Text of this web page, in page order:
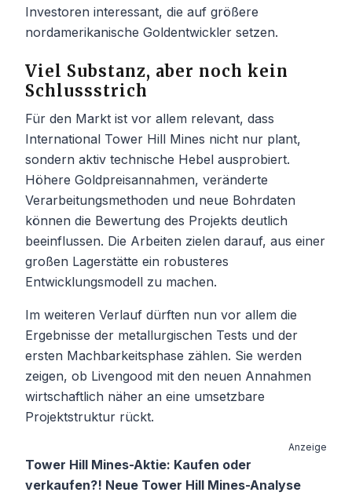
Investoren interessant, die auf größere
nordamerikanische Goldentwickler setzen.
Viel Substanz, aber noch kein
Schlussstrich
Für den Markt ist vor allem relevant, dass
International Tower Hill Mines nicht nur plant,
sondern aktiv technische Hebel ausprobiert.
Höhere Goldpreisannahmen, veränderte
Verarbeitungsmethoden und neue Bohrdaten
können die Bewertung des Projekts deutlich
beeinflussen. Die Arbeiten zielen darauf, aus einer
großen Lagerstätte ein robusteres
Entwicklungsmodell zu machen.
Im weiteren Verlauf dürften nun vor allem die
Ergebnisse der metallurgischen Tests und der
ersten Machbarkeitsphase zählen. Sie werden
zeigen, ob Livengood mit den neuen Annahmen
wirtschaftlich näher an eine umsetzbare
Projektstruktur rückt.
Anzeige
Tower Hill Mines-Aktie: Kaufen oder
verkaufen?! Neue Tower Hill Mines-Analyse